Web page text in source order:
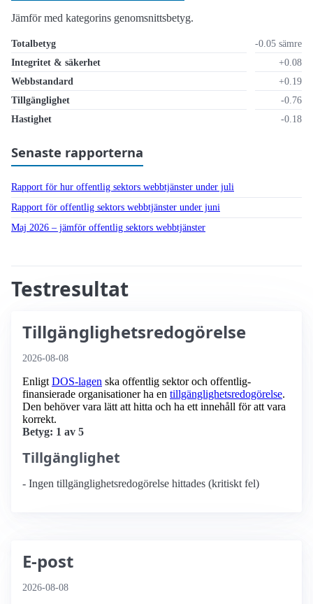
Jämför med kategorins genomsnittsbetyg.
Totalbetyg
-0.05 sämre
Integritet & säkerhet
+0.08
Webbstandard
+0.19
Tillgänglighet
-0.76
Hastighet
-0.18
Senaste rapporterna
Rapport för hur offentlig sektors webbtjänster under juli
Rapport för offentlig sektors webbtjänster under juni
Maj 2026 – jämför offentlig sektors webbtjänster
Testresultat
Tillgänglighetsredogörelse
2026-08-08
Enligt DOS-lagen ska offentlig sektor och offentlig­
finansierade organisationer ha en tillgänglighets­redogörelse.
Den behöver vara lätt att hitta och ha ett innehåll för att vara
korrekt.
Betyg: 1 av 5
Tillgänglighet
- Ingen tillgänglighetsredogörelse hittades (kritiskt fel)
E-post
2026-08-08